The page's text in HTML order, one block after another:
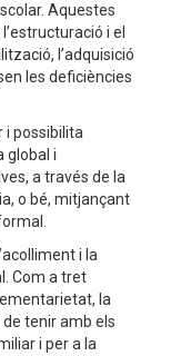
Aquestes
i el
l’adquisició
les deficiències
i possibilita
global i
a través de la
o bé, mitjançant
i la
Com a tret
la
tenir amb els
i per a la